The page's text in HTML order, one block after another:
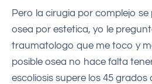
Pero la cirugia por complejo
osea por estetica, yo le
traumatologo que me toco y
posible osea no hace falta
escoliosis supere los 45 grados